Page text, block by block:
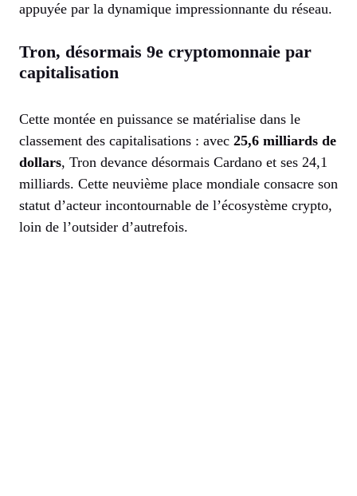
appuyée par la dynamique impressionnante du réseau.
Tron, désormais 9e cryptomonnaie par
capitalisation
Cette montée en puissance se matérialise dans le
classement des capitalisations : avec 25,6 milliards de
dollars, Tron devance désormais Cardano et ses 24,1
milliards. Cette neuvième place mondiale consacre son
statut d’acteur incontournable de l’écosystème crypto,
loin de l’outsider d’autrefois.